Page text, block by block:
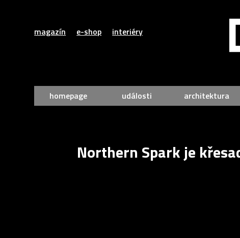
magazín e-shop interiéry
homepage události architektura
Northern Spark je